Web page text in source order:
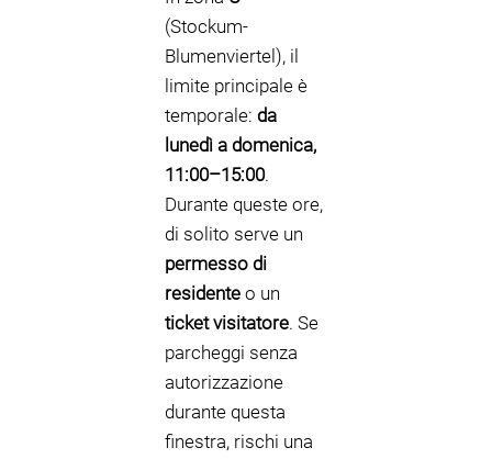
(Stockum-
Blumenviertel), il
limite principale è
temporale: da
lunedì a domenica,
11:00–15:00.
Durante queste ore,
di solito serve un
permesso di
residente o un
ticket visitatore. Se
parcheggi senza
autorizzazione
durante questa
finestra, rischi una